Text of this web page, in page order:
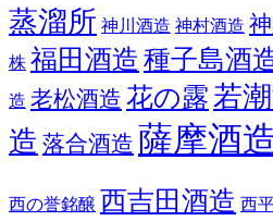
蒸溜所 神川酒造 神村酒造
株 福田酒造 種子島酒
造 老松酒造 花の露若
造 落合酒造 薩摩酒
西の誉銘醸 西吉田酒造 西